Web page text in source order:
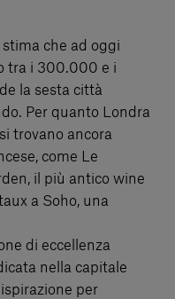
stima che ad oggi
tra i 300.000 e i
la sesta città
Per quanto Londra
trovano ancora
come Le
il più antico wine
a Soho, una
di eccellenza
nella capitale
per